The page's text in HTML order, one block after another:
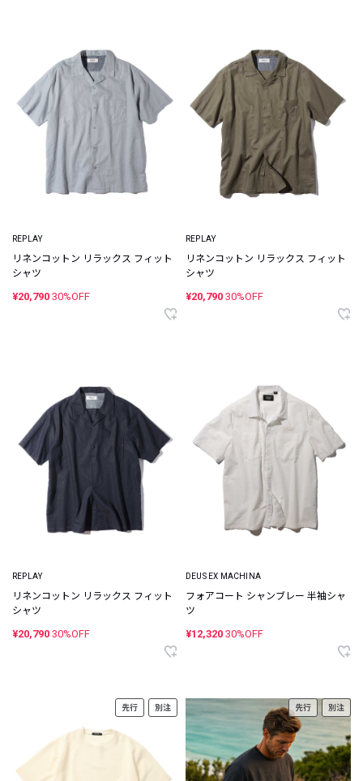
REPLAY
リネンコットン リラックス フィット
シャツ
¥20,790 30%OFF
REPLAY
リネンコットン リラックス フィット
シャツ
¥20,790 30%OFF
REPLAY
リネンコットン リラックス フィット
シャツ
¥20,790 30%OFF
DEUS EX MACHINA
フォアコート シャンブレー 半袖シャ
ツ
¥12,320 30%OFF
先行 別注 先行 別注